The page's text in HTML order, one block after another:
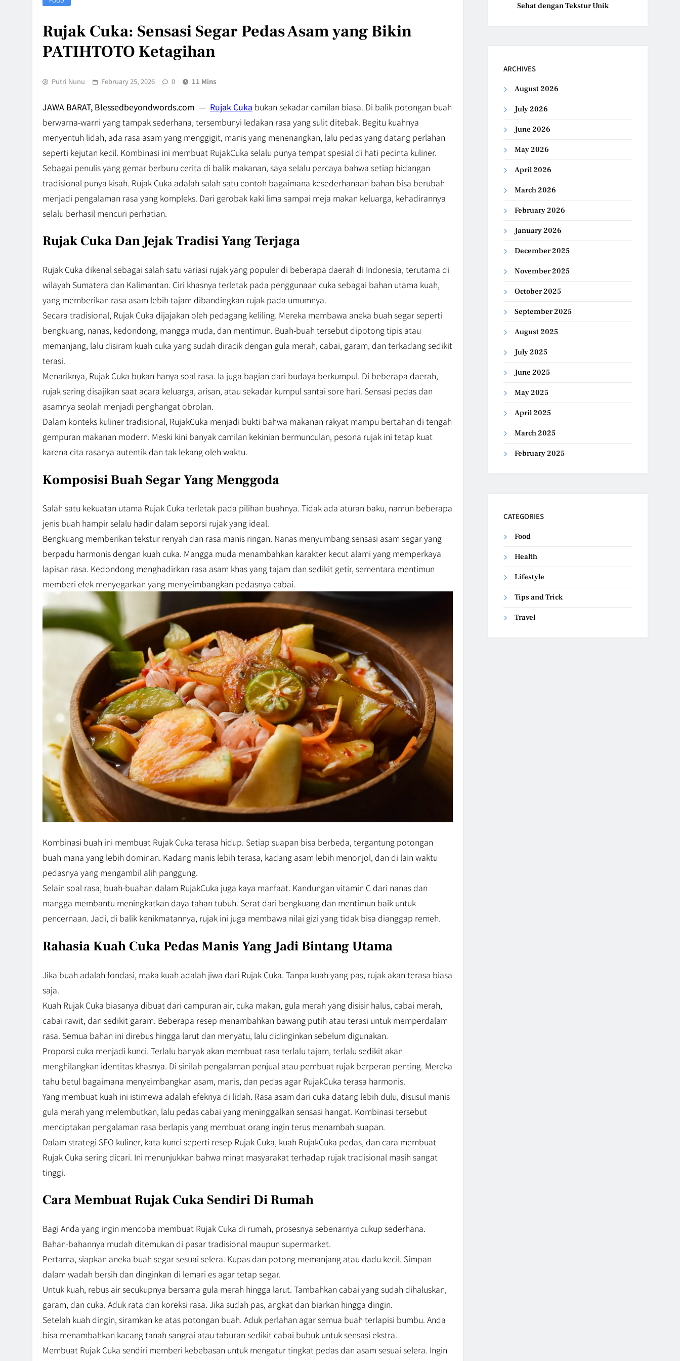
Rujak Cuka: Sensasi Segar Pedas Asam yang Bikin
PATIHTOTO Ketagihan
Putri Nunu February 25, 2026 0 11 Mins
JAWA BARAT, Blessedbeyondwords.com — Rujak Cuka bukan sekadar camilan biasa. Di balik potongan buah
berwarna-warni yang tampak sederhana, tersembunyi ledakan rasa yang sulit ditebak. Begitu kuahnya
menyentuh lidah, ada rasa asam yang menggigit, manis yang menenangkan, lalu pedas yang datang perlahan
seperti kejutan kecil. Kombinasi ini membuat RujakCuka selalu punya tempat spesial di hati pecinta kuliner.
Sebagai penulis yang gemar berburu cerita di balik makanan, saya selalu percaya bahwa setiap hidangan
tradisional punya kisah. Rujak Cuka adalah salah satu contoh bagaimana kesederhanaan bahan bisa berubah
menjadi pengalaman rasa yang kompleks. Dari gerobak kaki lima sampai meja makan keluarga, kehadirannya
selalu berhasil mencuri perhatian.
Rujak Cuka Dan Jejak Tradisi Yang Terjaga
Rujak Cuka dikenal sebagai salah satu variasi rujak yang populer di beberapa daerah di Indonesia, terutama di
wilayah Sumatera dan Kalimantan. Ciri khasnya terletak pada penggunaan cuka sebagai bahan utama kuah,
yang memberikan rasa asam lebih tajam dibandingkan rujak pada umumnya.
Secara tradisional, Rujak Cuka dijajakan oleh pedagang keliling. Mereka membawa aneka buah segar seperti
bengkuang, nanas, kedondong, mangga muda, dan mentimun. Buah-buah tersebut dipotong tipis atau
memanjang, lalu disiram kuah cuka yang sudah diracik dengan gula merah, cabai, garam, dan terkadang sedikit
terasi.
Menariknya, Rujak Cuka bukan hanya soal rasa. Ia juga bagian dari budaya berkumpul. Di beberapa daerah,
rujak sering disajikan saat acara keluarga, arisan, atau sekadar kumpul santai sore hari. Sensasi pedas dan
asamnya seolah menjadi penghangat obrolan.
Dalam konteks kuliner tradisional, RujakCuka menjadi bukti bahwa makanan rakyat mampu bertahan di tengah
gempuran makanan modern. Meski kini banyak camilan kekinian bermunculan, pesona rujak ini tetap kuat
karena cita rasanya autentik dan tak lekang oleh waktu.
Komposisi Buah Segar Yang Menggoda
Salah satu kekuatan utama Rujak Cuka terletak pada pilihan buahnya. Tidak ada aturan baku, namun beberapa
jenis buah hampir selalu hadir dalam seporsi rujak yang ideal.
Bengkuang memberikan tekstur renyah dan rasa manis ringan. Nanas menyumbang sensasi asam segar yang
berpadu harmonis dengan kuah cuka. Mangga muda menambahkan karakter kecut alami yang memperkaya
lapisan rasa. Kedondong menghadirkan rasa asam khas yang tajam dan sedikit getir, sementara mentimun
memberi efek menyegarkan yang menyeimbangkan pedasnya cabai.
Kombinasi buah ini membuat Rujak Cuka terasa hidup. Setiap suapan bisa berbeda, tergantung potongan
buah mana yang lebih dominan. Kadang manis lebih terasa, kadang asam lebih menonjol, dan di lain waktu
pedasnya yang mengambil alih panggung.
Selain soal rasa, buah-buahan dalam RujakCuka juga kaya manfaat. Kandungan vitamin C dari nanas dan
mangga membantu meningkatkan daya tahan tubuh. Serat dari bengkuang dan mentimun baik untuk
pencernaan. Jadi, di balik kenikmatannya, rujak ini juga membawa nilai gizi yang tidak bisa dianggap remeh.
Rahasia Kuah Cuka Pedas Manis Yang Jadi Bintang Utama
Jika buah adalah fondasi, maka kuah adalah jiwa dari Rujak Cuka. Tanpa kuah yang pas, rujak akan terasa biasa
saja.
Kuah Rujak Cuka biasanya dibuat dari campuran air, cuka makan, gula merah yang disisir halus, cabai merah,
cabai rawit, dan sedikit garam. Beberapa resep menambahkan bawang putih atau terasi untuk memperdalam
rasa. Semua bahan ini direbus hingga larut dan menyatu, lalu didinginkan sebelum digunakan.
Proporsi cuka menjadi kunci. Terlalu banyak akan membuat rasa terlalu tajam, terlalu sedikit akan
menghilangkan identitas khasnya. Di sinilah pengalaman penjual atau pembuat rujak berperan penting. Mereka
tahu betul bagaimana menyeimbangkan asam, manis, dan pedas agar RujakCuka terasa harmonis.
Yang membuat kuah ini istimewa adalah efeknya di lidah. Rasa asam dari cuka datang lebih dulu, disusul manis
gula merah yang melembutkan, lalu pedas cabai yang meninggalkan sensasi hangat. Kombinasi tersebut
menciptakan pengalaman rasa berlapis yang membuat orang ingin terus menambah suapan.
Dalam strategi SEO kuliner, kata kunci seperti resep Rujak Cuka, kuah RujakCuka pedas, dan cara membuat
Rujak Cuka sering dicari. Ini menunjukkan bahwa minat masyarakat terhadap rujak tradisional masih sangat
tinggi.
Cara Membuat Rujak Cuka Sendiri Di Rumah
Bagi Anda yang ingin mencoba membuat Rujak Cuka di rumah, prosesnya sebenarnya cukup sederhana.
Bahan-bahannya mudah ditemukan di pasar tradisional maupun supermarket.
Pertama, siapkan aneka buah segar sesuai selera. Kupas dan potong memanjang atau dadu kecil. Simpan
dalam wadah bersih dan dinginkan di lemari es agar tetap segar.
Untuk kuah, rebus air secukupnya bersama gula merah hingga larut. Tambahkan cabai yang sudah dihaluskan,
garam, dan cuka. Aduk rata dan koreksi rasa. Jika sudah pas, angkat dan biarkan hingga dingin.
Setelah kuah dingin, siramkan ke atas potongan buah. Aduk perlahan agar semua buah terlapisi bumbu. Anda
bisa menambahkan kacang tanah sangrai atau taburan sedikit cabai bubuk untuk sensasi ekstra.
Membuat Rujak Cuka sendiri memberi kebebasan untuk mengatur tingkat pedas dan asam sesuai selera. Ingin
Sehat dengan Tekstur Unik
ARCHIVES
August 2026
July 2026
June 2026
May 2026
April 2026
March 2026
February 2026
January 2026
December 2025
November 2025
October 2025
September 2025
August 2025
July 2025
June 2025
May 2025
April 2025
March 2025
February 2025
CATEGORIES
Food
Health
Lifestyle
Tips and Trick
Travel